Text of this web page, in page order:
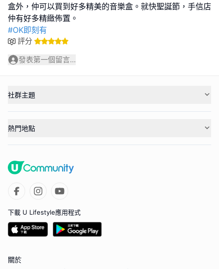
盒外，仲可以買到好多精美的音樂盒。就快聖誕節，手信店
#OK即刻有
評分
發表第一個留言...
社群主題
熱門地點
下載 U Lifestyle應用程式
關於